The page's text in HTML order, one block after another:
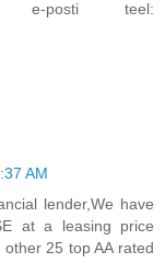
e-posti teel:
AM
lender,We have
at a leasing price
25 top AA rated